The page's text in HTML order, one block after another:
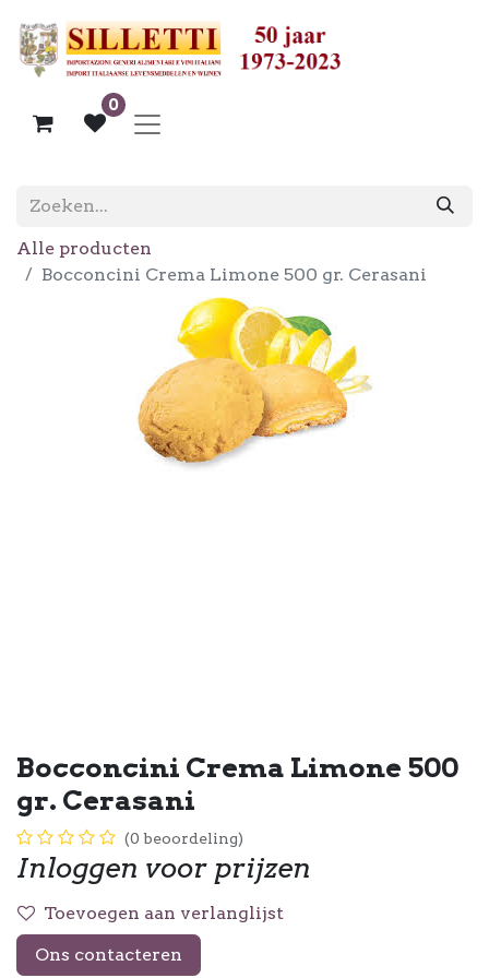
0
Alle producten
Bocconcini Crema Limone 500 gr. Cerasani
Bocconcini Crema Limone 500
gr. Cerasani
(0 beoordeling)
Inloggen voor prijzen
Toevoegen aan verlanglijst
Ons contacteren